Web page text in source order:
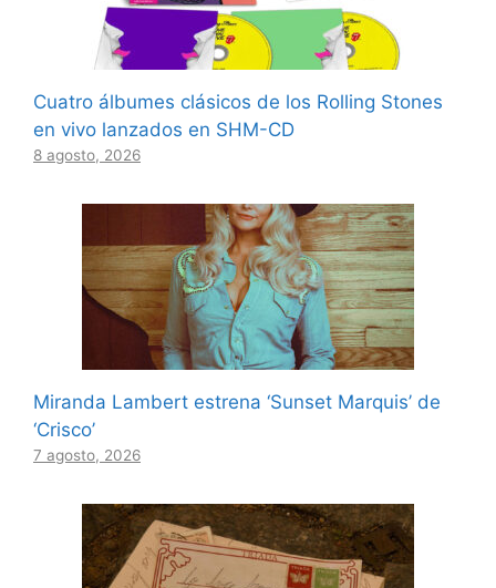
Cuatro álbumes clásicos de los Rolling Stones
en vivo lanzados en SHM-CD
8 agosto, 2026
Miranda Lambert estrena ‘Sunset Marquis’ de
‘Crisco’
7 agosto, 2026